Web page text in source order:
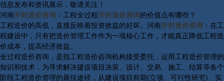
信息发布和资讯展示，敬请关注！
河南开封造价咨询 ：工程全过程开封造价咨询的价值点有哪些？
工程造价的高低，直接反映着投资效益的好坏。河南开封造价咨询 ：在工
程建设中，只有把造价管理工作作为一项核心工作，才能真正降低工程造
价成本，提高经济效益。
全过程造价咨询，是指工程造价咨询机构接受委托，运用工程造价管理的
知识和技术，为寻求解决建设项目决策、设计、交易、施工、结算等各个
阶段工程造价管理的最佳途径，从建设项目前期(立项、可行性研究)、实